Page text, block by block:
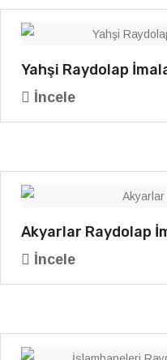
Yahşi Raydolap
İncele
Akyarlar Raydolap
İncele